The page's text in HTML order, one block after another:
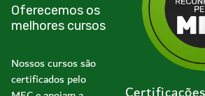
Oferecemos os
melhores cursos
Nossos cursos são
certificados pelo